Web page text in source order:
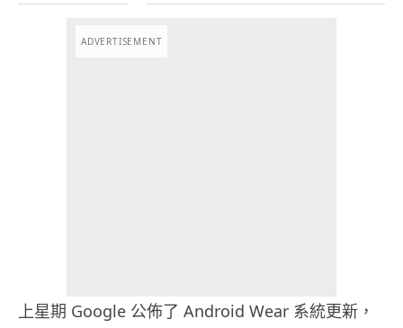
ADVERTISEMENT
上星期 Google 公佈了 Android Wear 系統更新，